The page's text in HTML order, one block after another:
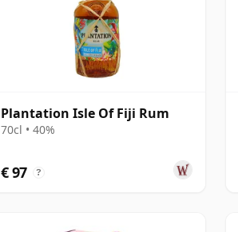
Plantation Isle Of Fiji Rum
70cl • 40%
€ 97 ?